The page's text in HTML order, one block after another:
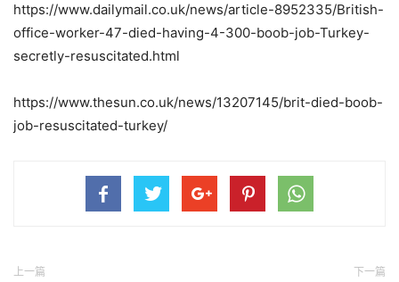
https://www.dailymail.co.uk/news/article-8952335/British-
office-worker-47-died-having-4-300-boob-job-Turkey-
secretly-resuscitated.html
https://www.thesun.co.uk/news/13207145/brit-died-boob-
job-resuscitated-turkey/
上一篇 下一篇